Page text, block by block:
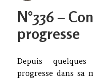
N°336 –
progresse
Depuis
progresse dans sa